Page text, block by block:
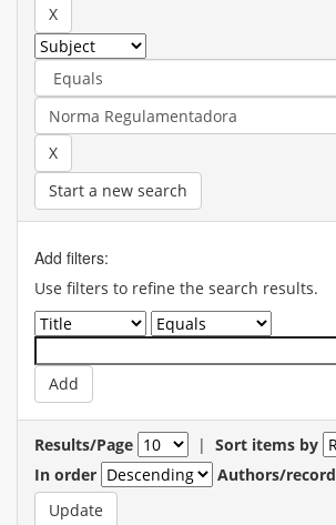
Start a new search
Add filters:
Use filters to refine the search results.
Results/Page | Sort items by
In order
Authors/record